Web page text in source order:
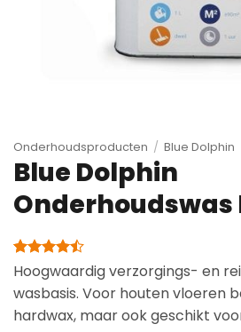
Onderhoudsproducten / Blue Dolphin
Blue Dolphin
Onderhoudswas
Gewaardeerd
4.43op 5
gebaseerd
op
7
klantbeoordelingen
Hoogwaardig verzorgings- en
wasbasis. Voor houten vloeren
hardwax, maar ook geschikt